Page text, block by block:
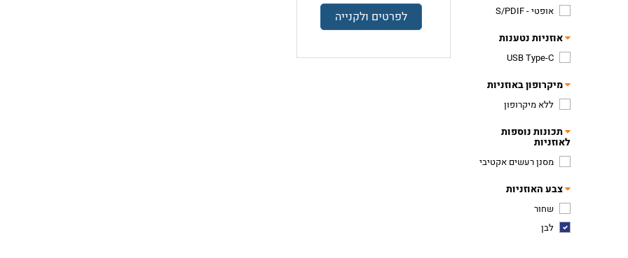
אופטי - S/PDIF
אוזניות נטענות
USB Type-C
מיקרופון באוזניות
ללא מיקרופון
תכונות נוספות
לאוזניות
מסנן רעשים אקטיבי
צבע האוזניות
שחור
לבן
לפרטים ולקנייה